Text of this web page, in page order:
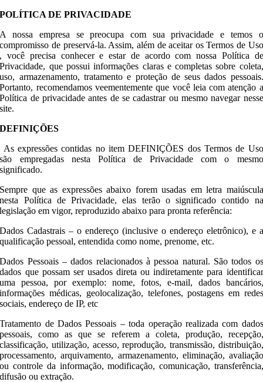
POLÍTICA DE PRIVACIDADE
A nossa empresa se preocupa com sua privacidade e temos o
compromisso de preservá-la. Assim, além de aceitar os Termos de Uso
, você precisa conhecer e estar de acordo com nossa Política de
Privacidade, que possui informações claras e completas sobre coleta,
uso, armazenamento, tratamento e proteção de seus dados pessoais.
Portanto, recomendamos veementemente que você leia com atenção a
Política de privacidade antes de se cadastrar ou mesmo navegar nesse
site.
DEFINIÇÕES
As expressões contidas no item DEFINIÇÕES dos Termos de Uso
são empregadas nesta Política de Privacidade com o mesmo
significado.
Sempre que as expressões abaixo forem usadas em letra maiúscula
nesta Política de Privacidade, elas terão o significado contido na
legislação em vigor, reproduzido abaixo para pronta referência:
Dados Cadastrais – o endereço (inclusive o endereço eletrônico), e a
qualificação pessoal, entendida como nome, prenome, etc.
Dados Pessoais – dados relacionados à pessoa natural. São todos os
dados que possam ser usados direta ou indiretamente para identificar
uma pessoa, por exemplo: nome, fotos, e-mail, dados bancários,
informações médicas, geolocalização, telefones, postagens em redes
sociais, endereço de IP, etc
Tratamento de Dados Pessoais – toda operação realizada com dados
pessoais, como as que se referem a coleta, produção, recepção,
classificação, utilização, acesso, reprodução, transmissão, distribuição,
processamento, arquivamento, armazenamento, eliminação, avaliação
ou controle da informação, modificação, comunicação, transferência,
difusão ou extração.